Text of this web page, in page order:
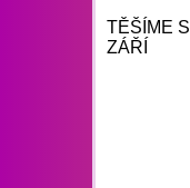
TĚŠÍME
ZÁŘÍ